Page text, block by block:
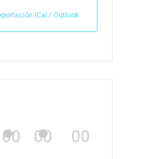
iCal / Outlook
00 00 00